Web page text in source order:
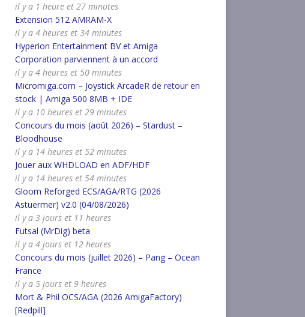
il y a 1 heure et 27 minutes
Extension 512 AMRAM-X
il y a 4 heures et 34 minutes
Hyperion Entertainment BV et Amiga
Corporation parviennent à un accord
il y a 4 heures et 50 minutes
Micromiga.com – Joystick ArcadeR de retour en
stock | Amiga 500 8MB + IDE
il y a 10 heures et 29 minutes
Concours du mois (août 2026) – Stardust –
Bloodhouse
il y a 14 heures et 52 minutes
Jouer aux WHDLOAD en ADF/HDF
il y a 14 heures et 54 minutes
Gloom Reforged ECS/AGA/RTG (2026
Astuermer) v2.0 (04/08/2026)
il y a 3 jours et 11 heures
Futsal (MrDig) beta
il y a 4 jours et 12 heures
Concours du mois (juillet 2026) – Pang – Ocean
France
il y a 5 jours et 9 heures
Mort & Phil OCS/AGA (2026 AmigaFactory)
[Redpill]